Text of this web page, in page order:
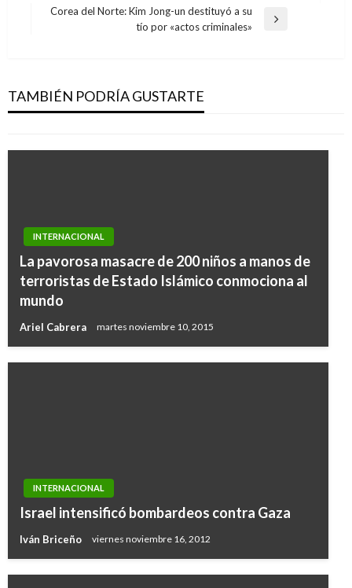
anterior
Corea del Norte: Kim Jong-un destituyó a su
tío por «actos criminales»
TAMBIÉN PODRÍA GUSTARTE
hombres más ricos del mundo
Manuel Reyes Beltran martes agosto 9, 2016
INTERNACIONAL
La pavorosa masacre de 200 niños a manos de
terroristas de Estado Islámico conmociona al
mundo
Ariel Cabrera martes noviembre 10, 2015
INTERNACIONAL
Israel intensificó bombardeos contra Gaza
Iván Briceño viernes noviembre 16, 2012